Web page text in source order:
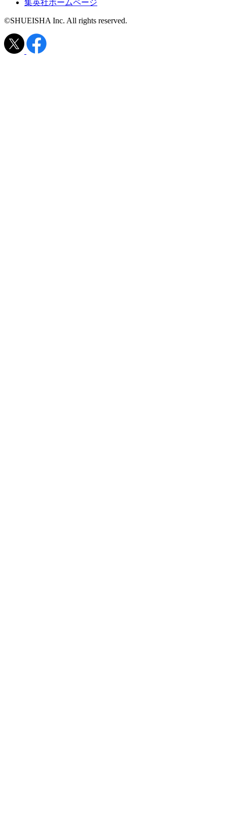
集英社ホームページ
©SHUEISHA Inc. All rights reserved.